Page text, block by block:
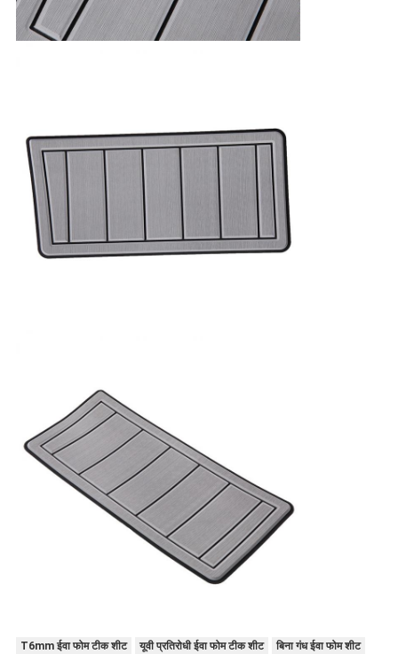
T6mm ईवा फोम टीक शीट यूवी प्रतिरोधी ईवा फोम टीक शीट बिना गंध ईवा फोम शीट